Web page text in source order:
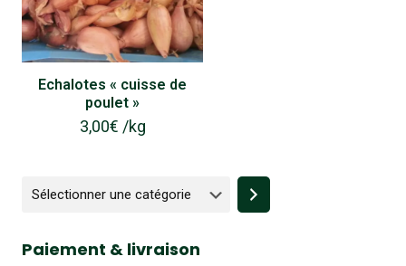
Echalotes « cuisse de
poulet »
3,00€ /kg
Sélectionner
une
Paiement & livraison